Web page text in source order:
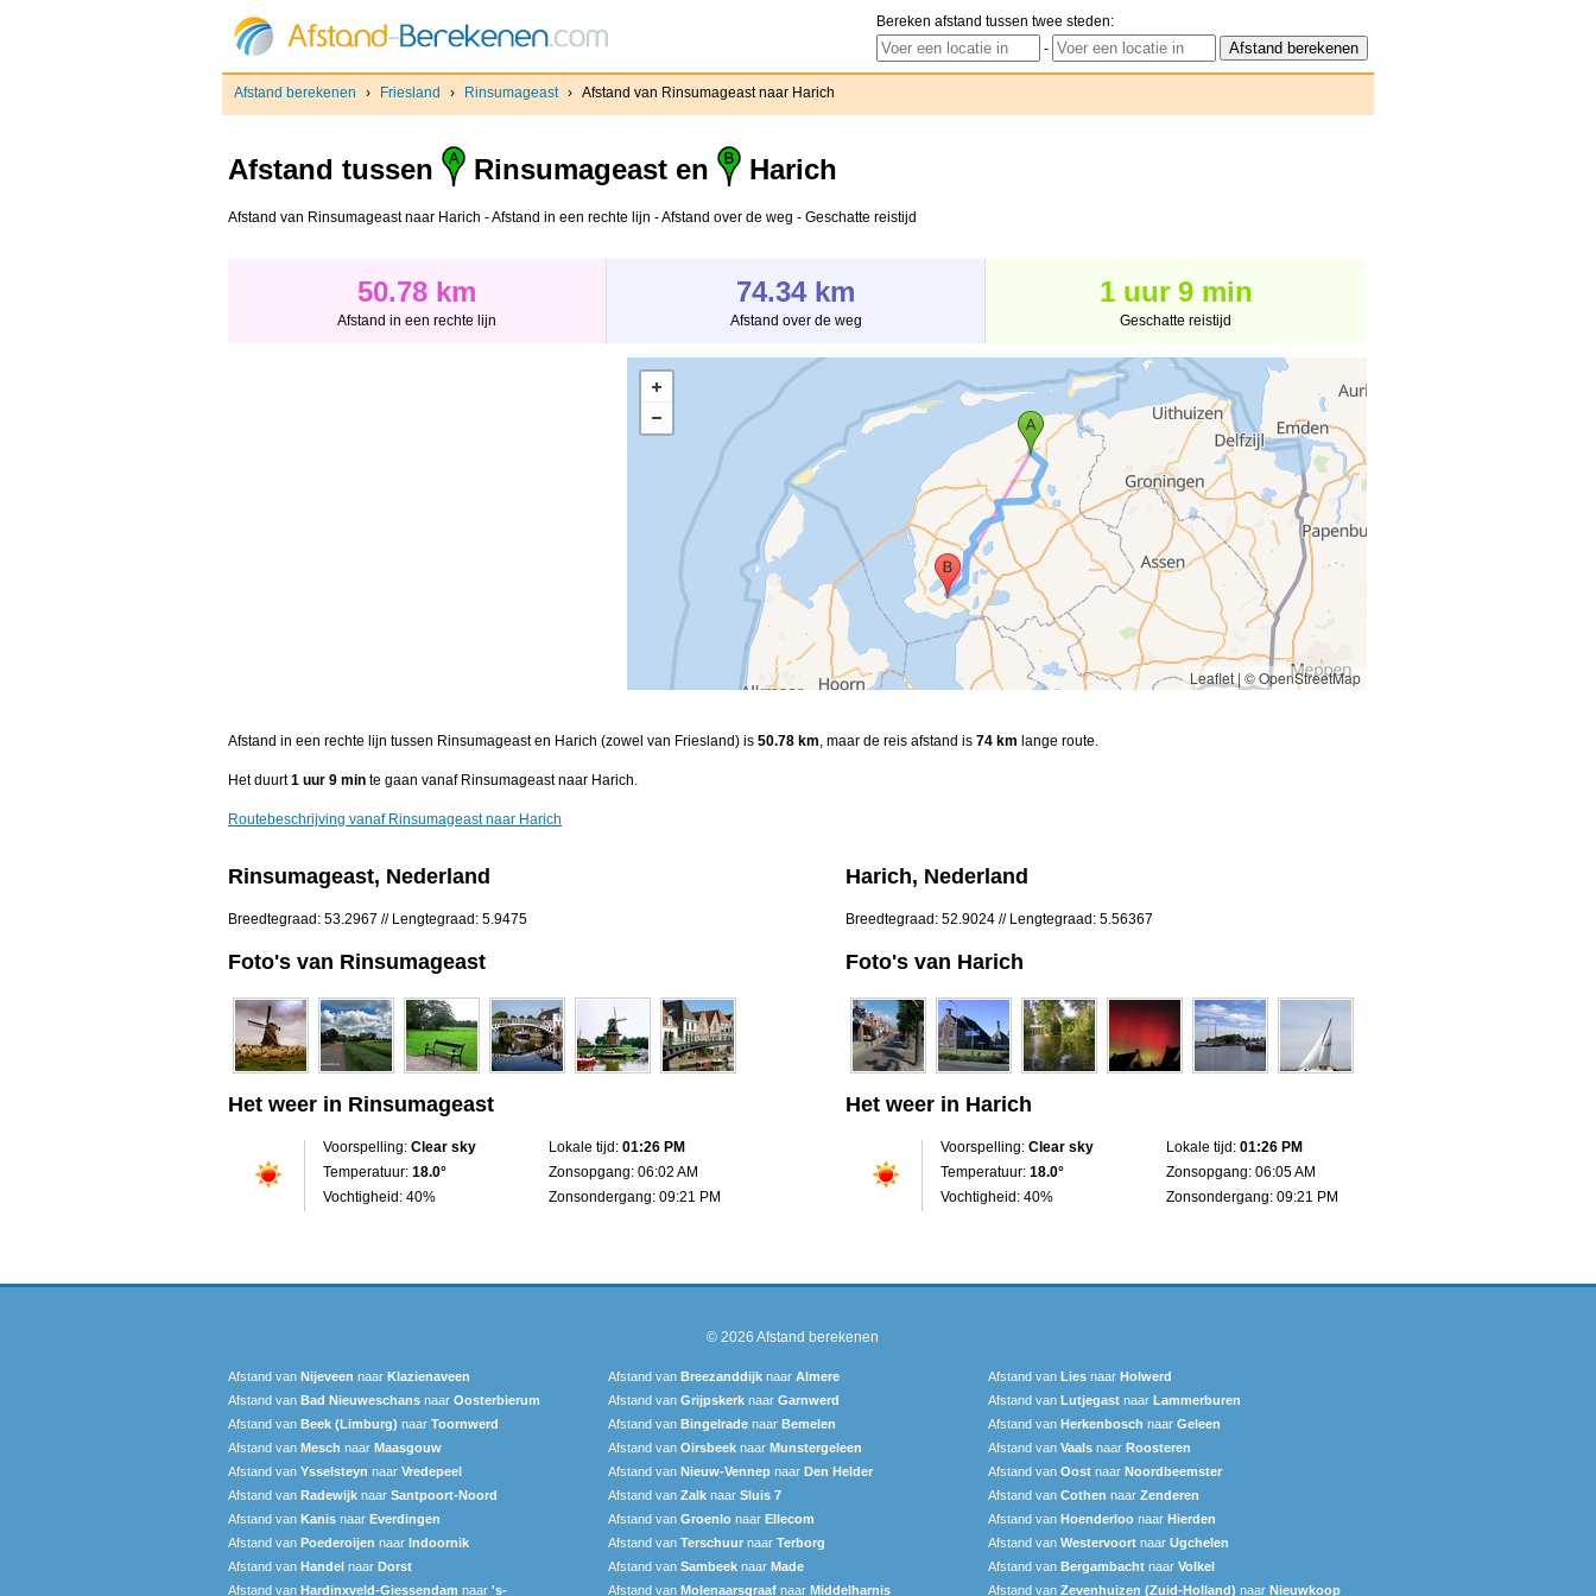
Bereken afstand tussen twee steden:
-
Afstand berekenen › Friesland › Rinsumageast › Afstand van Rinsumageast naar Harich
Afstand tussen Rinsumageast en Harich
Afstand van Rinsumageast naar Harich - Afstand in een rechte lijn - Afstand over de weg - Geschatte reistijd
50.78 km
Afstand in een rechte lijn
74.34 km
Afstand over de weg
1 uur 9 min
Geschatte reistijd
Leaflet | © OpenStreetMap
Afstand in een rechte lijn tussen Rinsumageast en Harich (zowel van Friesland) is 50.78 km, maar de reis afstand is 74 km lange route.
Het duurt1 uur 9 min te gaan vanaf Rinsumageast naar Harich.
Routebeschrijving vanaf Rinsumageast naar Harich
Rinsumageast, Nederland
Breedtegraad: 53.2967 // Lengtegraad: 5.9475
Foto's van Rinsumageast
Het weer in Rinsumageast
Voorspelling: Clear sky
Temperatuur: 18.0°
Vochtigheid: 40%
Lokale tijd: 01:26 PM
Zonsopgang: 06:02 AM
Zonsondergang: 09:21 PM
Harich, Nederland
Breedtegraad: 52.9024 // Lengtegraad: 5.56367
Foto's van Harich
Het weer in Harich
Voorspelling: Clear sky
Temperatuur: 18.0°
Vochtigheid: 40%
Lokale tijd: 01:26 PM
Zonsopgang: 06:05 AM
Zonsondergang: 09:21 PM
© 2026 Afstand berekenen
Afstand van Nijeveen naar Klazienaveen Afstand van Breezanddijk naar Almere Afstand van Lies naar Holwerd
Afstand van Bad Nieuweschans naar Oosterbierum Afstand van Grijpskerk naar Garnwerd Afstand van Lutjegast naar Lammerburen
Afstand van Beek (Limburg) naar Toornwerd Afstand van Bingelrade naar Bemelen Afstand van Herkenbosch naar Geleen
Afstand van Mesch naar Maasgouw Afstand van Oirsbeek naar Munstergeleen Afstand van Vaals naar Roosteren
Afstand van Ysselsteyn naar Vredepeel Afstand van Nieuw-Vennep naar Den Helder Afstand van Oost naar Noordbeemster
Afstand van Radewijk naar Santpoort-Noord Afstand van Zalk naar Sluis 7 Afstand van Cothen naar Zenderen
Afstand van Kanis naar Everdingen Afstand van Groenlo naar Ellecom Afstand van Hoenderloo naar Hierden
Afstand van Poederoijen naar Indoornik Afstand van Terschuur naar Terborg Afstand van Westervoort naar Ugchelen
Afstand van Handel naar Dorst Afstand van Sambeek naar Made Afstand van Bergambacht naar Volkel
Afstand van Hardinxveld-Giessendam naar 's- Afstand van Molenaarsgraaf naar Middelharnis Afstand van Zevenhuizen (Zuid-Holland) naar Nieuwkoop